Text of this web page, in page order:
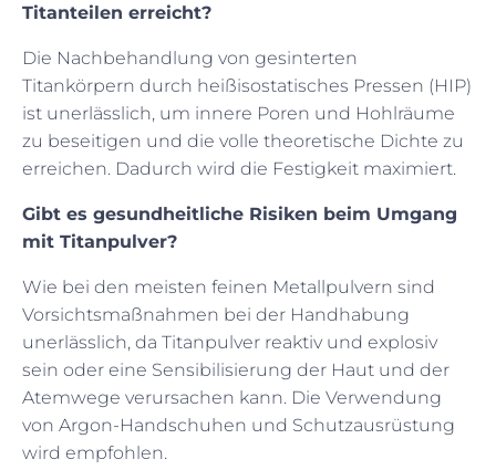
Titanteilen erreicht?
Die Nachbehandlung von gesinterten
Titankörpern durch heißisostatisches Pressen (HIP)
ist unerlässlich, um innere Poren und Hohlräume
zu beseitigen und die volle theoretische Dichte zu
erreichen. Dadurch wird die Festigkeit maximiert.
Gibt es gesundheitliche Risiken beim Umgang
mit Titanpulver?
Wie bei den meisten feinen Metallpulvern sind
Vorsichtsmaßnahmen bei der Handhabung
unerlässlich, da Titanpulver reaktiv und explosiv
sein oder eine Sensibilisierung der Haut und der
Atemwege verursachen kann. Die Verwendung
von Argon-Handschuhen und Schutzausrüstung
wird empfohlen.